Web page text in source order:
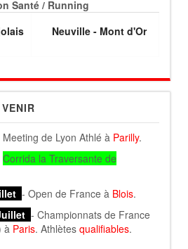
Santé / Running
Neuville - Mont d'Or
Meeting de Lyon Athlé à Parilly.
Corrida la Traversante de
- Open de France à Blois.
- Championnats de France
à Paris. Athlètes qualifiables.